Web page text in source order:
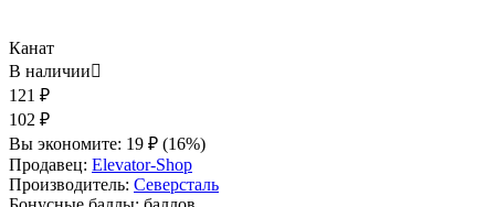
Канат
В наличии
121 ₽
102 ₽
Вы экономите: 19 ₽ (16%)
Продавец: Elevator-Shop
Производитель: Северсталь